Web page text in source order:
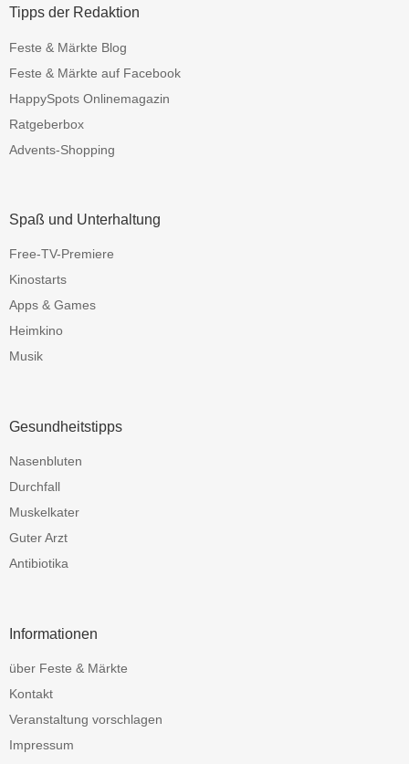
Tipps der Redaktion
Feste & Märkte Blog
Feste & Märkte auf Facebook
HappySpots Onlinemagazin
Ratgeberbox
Advents-Shopping
Spaß und Unterhaltung
Free-TV-Premiere
Kinostarts
Apps & Games
Heimkino
Musik
Gesundheitstipps
Nasenbluten
Durchfall
Muskelkater
Guter Arzt
Antibiotika
Informationen
über Feste & Märkte
Kontakt
Veranstaltung vorschlagen
Impressum